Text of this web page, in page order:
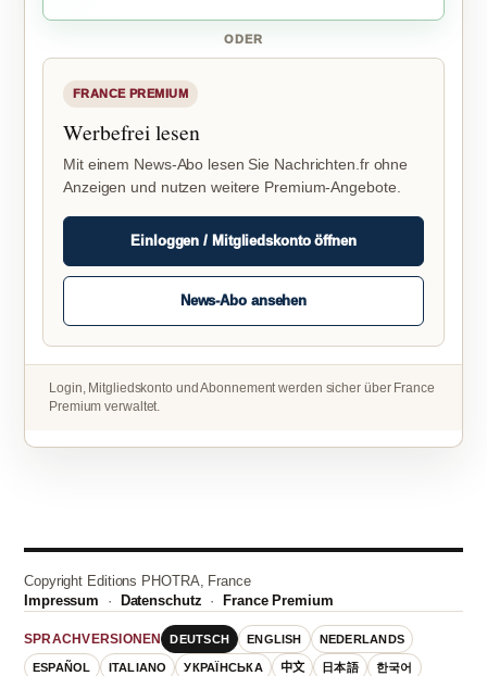
ODER
FRANCE PREMIUM
Werbefrei lesen
Mit einem News-Abo lesen Sie Nachrichten.fr ohne
Anzeigen und nutzen weitere Premium-Angebote.
Einloggen / Mitgliedskonto öffnen
News-Abo ansehen
Login, Mitgliedskonto und Abonnement werden sicher über France
Premium verwaltet.
Copyright Editions PHOTRA, France
Impressum · Datenschutz · France Premium
SPRACHVERSIONEN DEUTSCH ENGLISH NEDERLANDS
ESPAÑOL ITALIANO УКРАЇНСЬКА 中文 日本語 한국어